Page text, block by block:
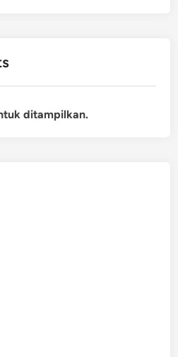
ditampilkan.